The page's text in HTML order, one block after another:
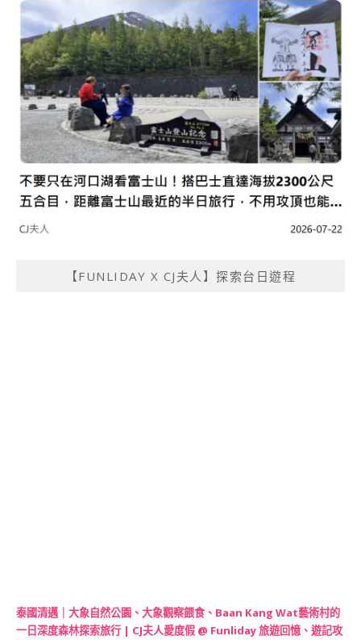
【FUNLIDAY X CJ夫人】探索台日遊程
泰國清邁｜大象自然公園、大象觀察餵食、Baan Kang Wat藝術村的
一日深度森林探索旅行 | CJ夫人愛度假 @ Funliday 旅遊回憶、遊記攻